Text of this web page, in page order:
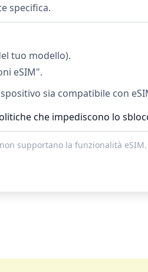
specifica.
tuo modello).
eSIM".
sia compatibile con
che impediscono lo
supportano la funzionalità eSIM.